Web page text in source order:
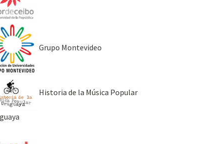
Grupo Montevideo
Historia de la Música Popular